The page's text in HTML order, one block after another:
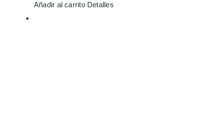
Añadir al carrito Detalles